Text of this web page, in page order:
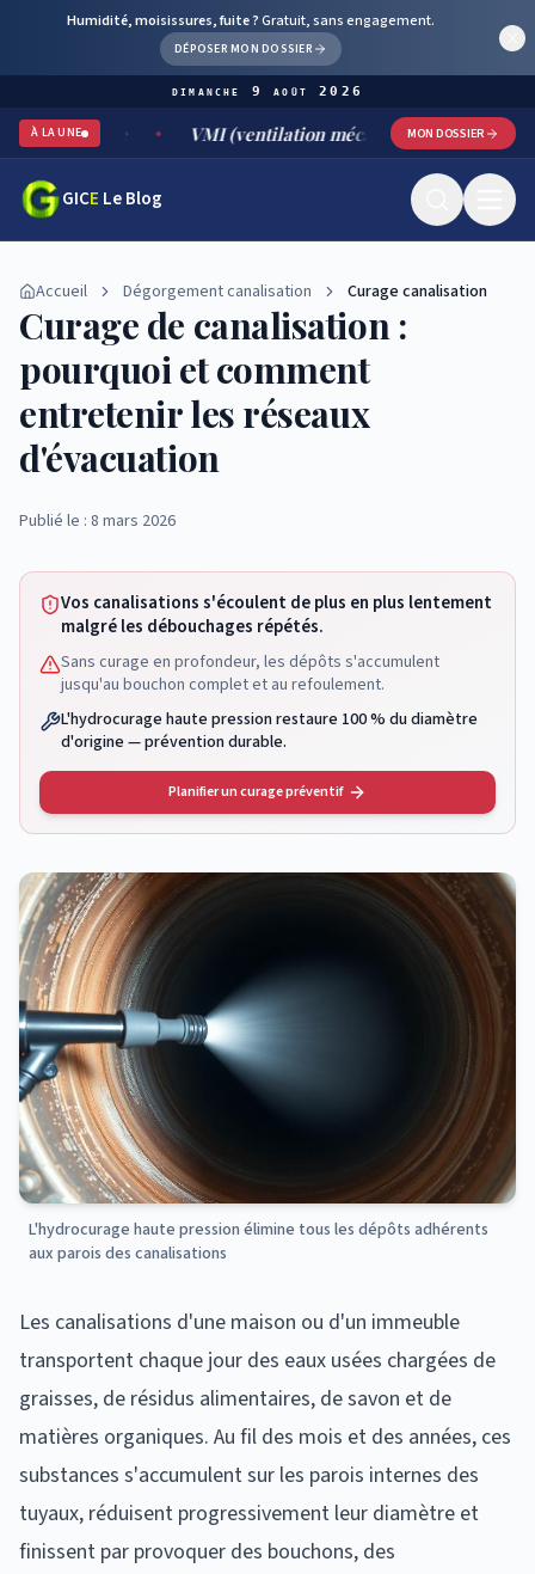
Humidité, moisissures, fuite ?Gratuit, sans engagement.
DÉPOSER MON DOSSIER
dimanche 9 août 2026
À LA UNE VMI (ventilation mécanique par insufflation) :
MON DOSSIER
GICE Le Blog
Accueil Dégorgement canalisation Curage canalisation
Curage de canalisation :
pourquoi et comment
entretenir les réseaux
d'évacuation
Publié le : 8 mars 2026
Vos canalisations s'écoulent de plus en plus lentement
malgré les débouchages répétés.
Sans curage en profondeur, les dépôts s'accumulent
jusqu'au bouchon complet et au refoulement.
L'hydrocurage haute pression restaure 100 % du diamètre
d'origine — prévention durable.
Planifier un curage préventif
L'hydrocurage haute pression élimine tous les dépôts adhérents
aux parois des canalisations
Les canalisations d'une maison ou d'un immeuble
transportent chaque jour des eaux usées chargées de
graisses, de résidus alimentaires, de savon et de
matières organiques. Au fil des mois et des années, ces
substances s'accumulent sur les parois internes des
tuyaux, réduisent progressivement leur diamètre et
finissent par provoquer des bouchons, des